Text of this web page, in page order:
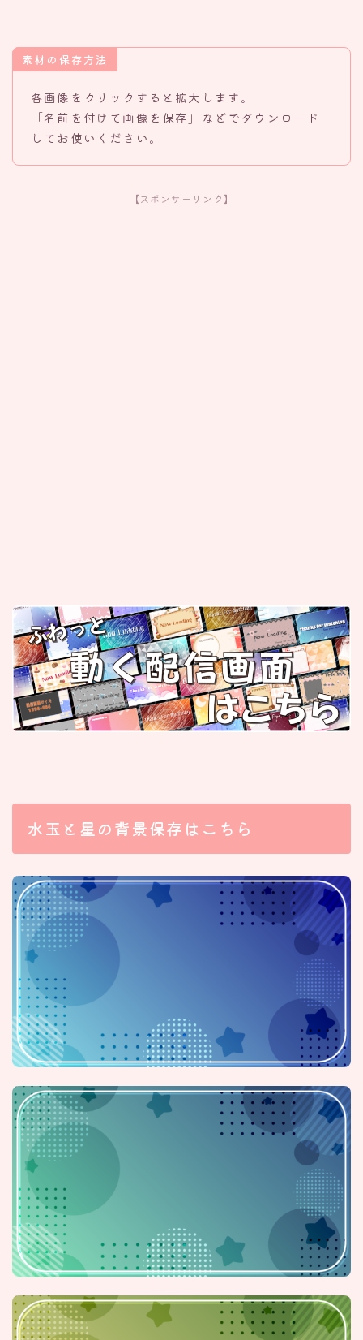
素材の保存方法
各画像をクリックすると拡大します。
「名前を付けて画像を保存」などでダウンロード
してお使いください。
【スポンサーリンク】
水玉と星の背景保存はこちら